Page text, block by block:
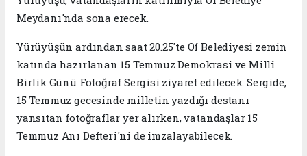
Meydanı'nda sona erecek.
Yürüyüşün ardından saat 20.25'te Of Belediyesi zemin
katında hazırlanan 15 Temmuz Demokrasi ve Millî
Birlik Günü Fotoğraf Sergisi ziyaret edilecek. Sergide,
15 Temmuz gecesinde milletin yazdığı destanı
yansıtan fotoğraflar yer alırken, vatandaşlar 15
Temmuz Anı Defteri'ni de imzalayabilecek.